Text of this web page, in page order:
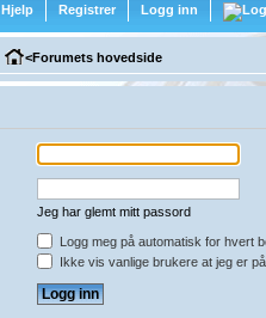
Hjelp Registrer Logg inn
<Forumets hovedside
Jeg har glemt mitt passord
Logg meg på automatisk for hvert
Ikke vis vanlige brukere at jeg er